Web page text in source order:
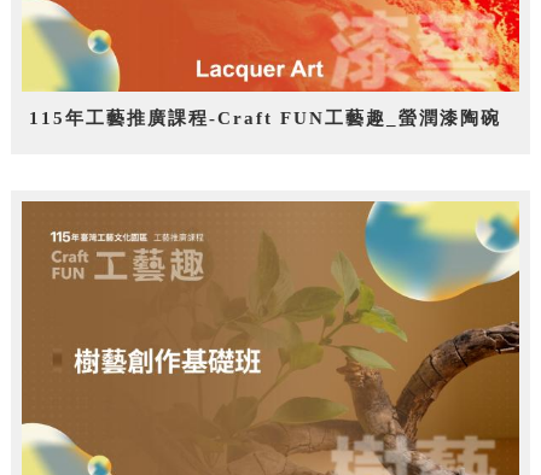
115年工藝推廣課程-Craft FUN工藝趣_螢潤漆陶碗